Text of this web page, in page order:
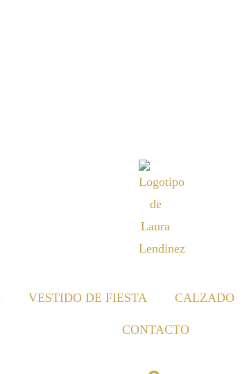
VESTIDO DE FIESTA CALZADO
CONTACTO